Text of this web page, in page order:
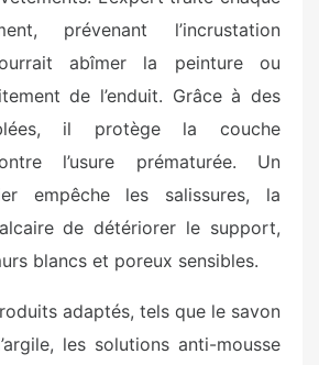
prévenant l’incrustation
abîmer la peinture ou
de l’enduit. Grâce à des
il protège la couche
l’usure prématurée. Un
empêche les salissures, la
de détériorer le support,
blancs et poreux sensibles.
adaptés, tels que le savon
les solutions anti-mousse